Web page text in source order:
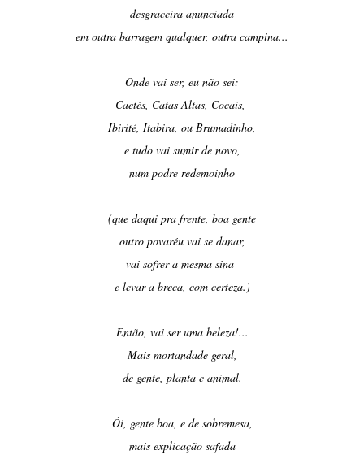
desgraceira anunciada
em outra barragem qualquer, outra campina...
Onde vai ser, eu não sei:
Caetés, Catas Altas, Cocais,
Ibirité, Itabira, ou Brumadinho,
e tudo vai sumir de novo,
num podre redemoinho
(que daqui pra frente, boa gente
outro povaréu vai se danar,
vai sofrer a mesma sina
e levar a breca, com certeza.)
Então, vai ser uma beleza!...
Mais mortandade geral,
de gente, planta e animal.
Ói, gente boa, e de sobremesa,
mais explicação safada